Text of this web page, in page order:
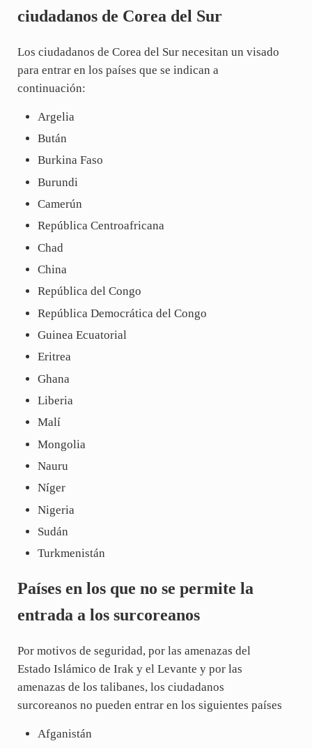
ciudadanos de Corea del Sur
Los ciudadanos de Corea del Sur necesitan un visado
para entrar en los países que se indican a
continuación:
Argelia
Bután
Burkina Faso
Burundi
Camerún
República Centroafricana
Chad
China
República del Congo
República Democrática del Congo
Guinea Ecuatorial
Eritrea
Ghana
Liberia
Malí
Mongolia
Nauru
Níger
Nigeria
Sudán
Turkmenistán
Países en los que no se permite la
entrada a los surcoreanos
Por motivos de seguridad, por las amenazas del
Estado Islámico de Irak y el Levante y por las
amenazas de los talibanes, los ciudadanos
surcoreanos no pueden entrar en los siguientes países
Afganistán